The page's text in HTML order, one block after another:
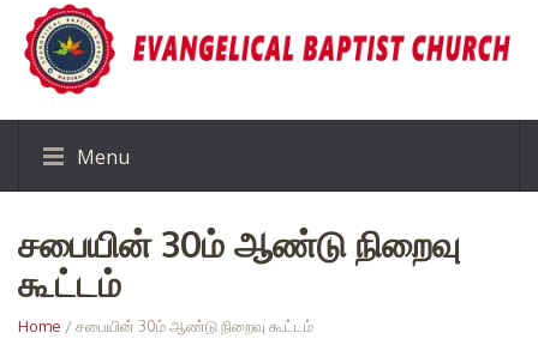
Menu
சபையின் 30ம் ஆண்டு நிறைவு
கூட்டம்
Home / சபையின் 30ம் ஆண்டு நிறைவு கூட்டம்